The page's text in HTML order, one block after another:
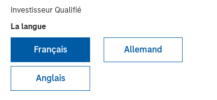
Investisseur Qualifié
La langue
Français Allemand
Anglais
09 SEPTEMBRE 2025
Jeffrey D. Mueller
Stephen T. Fitzsimmons
Executive Director